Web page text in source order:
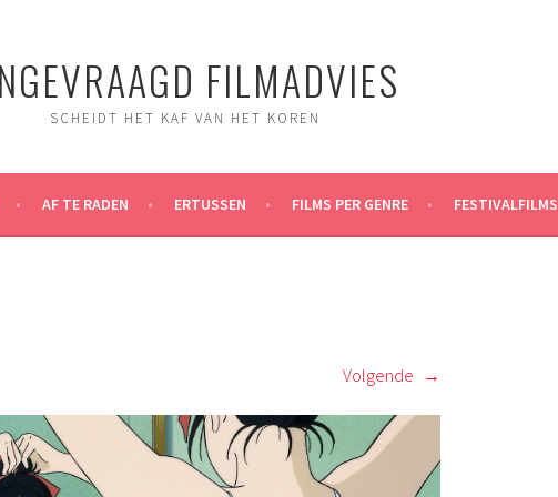
FILMADVIES
SCHEIDT HET KAF VAN HET KOREN
AF TE RADEN ERTUSSEN FILMS PER GENRE FESTIVALFILMS
Volgende